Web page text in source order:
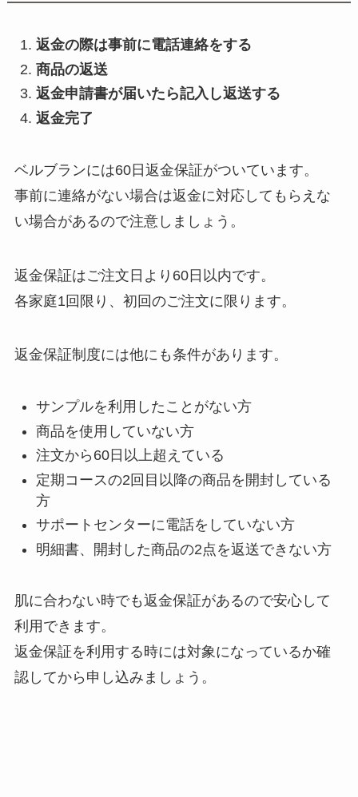
返金の際は事前に電話連絡をする
商品の返送
返金申請書が届いたら記入し返送する
返金完了
ベルブランには60日返金保証がついています。
事前に連絡がない場合は返金に対応してもらえな
い場合があるので注意しましょう。
返金保証はご注文日より60日以内です。
各家庭1回限り、初回のご注文に限ります。
返金保証制度には他にも条件があります。
サンプルを利用したことがない方
商品を使用していない方
注文から60日以上超えている
定期コースの2回目以降の商品を開封している
方
サポートセンターに電話をしていない方
明細書、開封した商品の2点を返送できない方
肌に合わない時でも返金保証があるので安心して
利用できます。
返金保証を利用する時には対象になっているか確
認してから申し込みましょう。